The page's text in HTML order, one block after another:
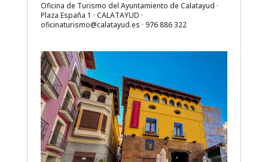
Oficina de Turismo del Ayuntamiento de Calatayud ·
Plaza España 1 · CALATAYUD ·
oficinaturismo@calatayud.es · 976 886 322